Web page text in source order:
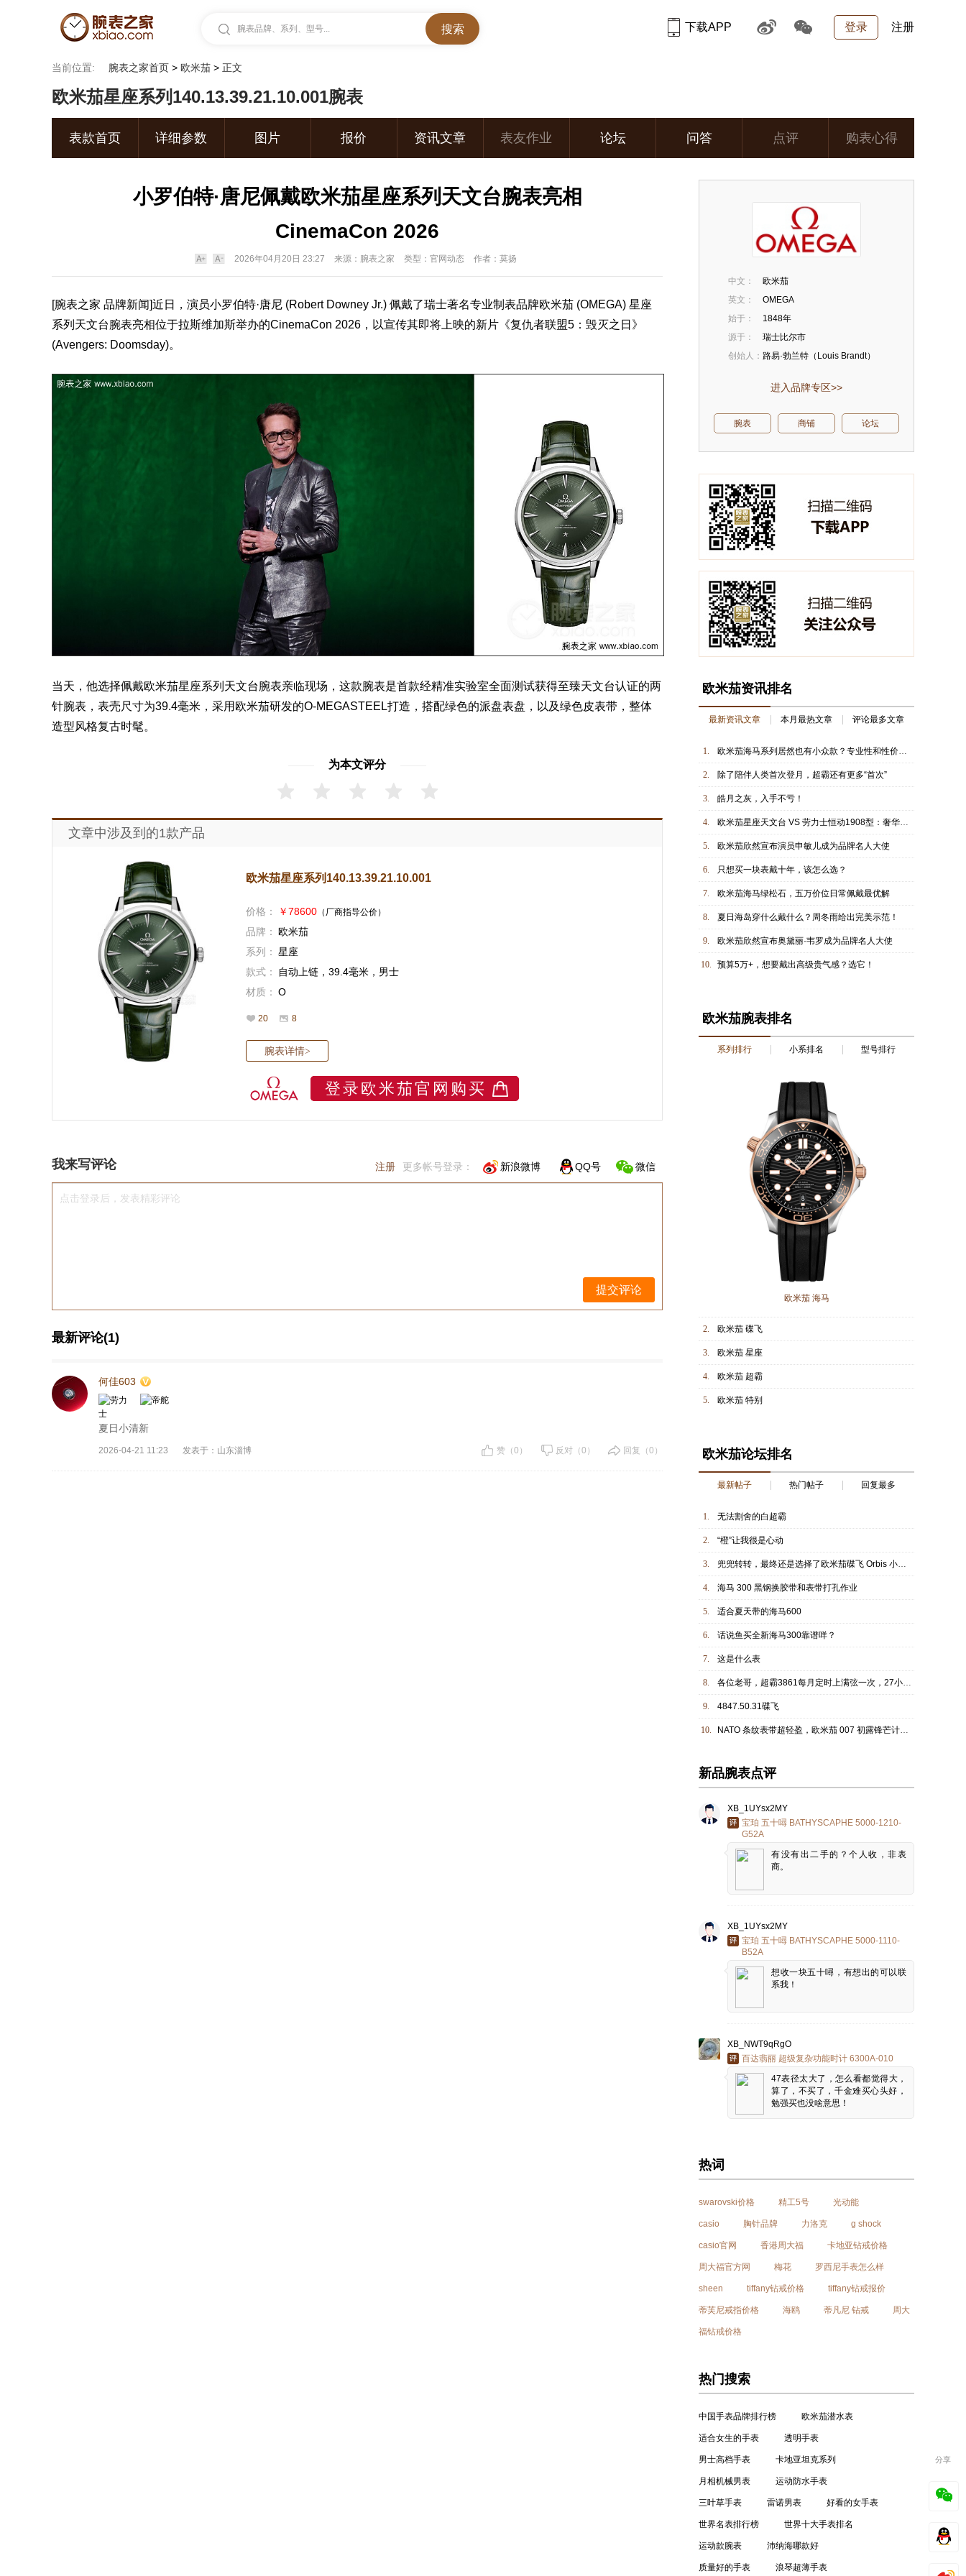
腕表品牌、系列、型号... 登录 注册
下载APP
当前位置: 腕表之家首页 > 欧米茄 > 正文
欧米茄星座系列140.13.39.21.10.001腕表
表款首页 详细参数 图片 报价 资讯文章 表友作业 论坛 问答 点评 购表心得
小罗伯特·唐尼佩戴欧米茄星座系列天文台腕表亮相
CinemaCon 2026
2026年04月20日 23:27 来源：腕表之家 类型：官网动态 作者：莫扬
[腕表之家 品牌新闻]近日，演员小罗伯特·唐尼 (Robert Downey Jr.) 佩戴了瑞士著名专业制 表品牌欧米茄 (OMEGA) 星座
系列天文台腕表亮相位于拉斯维加斯举办的CinemaCon 2026，以宣传其即将上映的新片《复仇者联盟5：毁灭之日》
(Avengers: Doomsday)。
当天，他选择佩戴欧米茄星座系列 天文台腕表亲临现场，这款腕表是首款经精准实验室全面测试获得至臻天文台认证的两
针腕表，表壳尺寸为39.4毫米，采用欧米茄研发的O-MEGASTEEL打造，搭配绿色的派盘表盘，以及绿色皮表带，整体
造型风格复古时髦。
为本文评分
文章中涉及到的1款产品
欧米茄星座系列140.13.39.21.10.001
价格： ￥78600 （厂商指导公价）
品牌： 欧米茄
系列： 星座
款式：
自动上链 ，39.4毫米， 男士
材质： O
20 8
腕表详情>
登录欧米茄官网购买
我来写评论 注册 更多帐号登录： 新浪微博 QQ号 微信
点击登录后，发表精彩评论
提交评论
最新评论(1)
何佳603
夏日小清新
2026-04-21 11:23 发表于：山东淄博 赞（0） 反对（0） 回复（0）
中文：
欧米茄
英文：
OMEGA
始于：
1848年
源于：
瑞士比尔市
创始人： 路易·勃兰特（Louis Brandt）
进入品牌专区>>
腕表 商铺 论坛
欧米茄资讯排名
最新资讯文章 本月最热文章 评论最多文章
1. 欧米茄海马系列居然也有小众款？专业性和性价比全拉满！
2. 除了陪伴人类首次登月，超霸还有更多“首次”
3. 皓月之灰，入手不亏！
4. 欧米茄星座天文台 VS 劳力士恒动1908型：奢华级正装表对决
5. 欧米茄欣然宣布演员申敏儿成为品牌名人大使
6. 只想买一块表戴十年，该怎么选？
7. 欧米茄海马绿松石，五万价位日常佩戴最优解
8. 夏日海岛穿什么戴什么？周冬雨给出完美示范！
9. 欧米茄欣然宣布奥黛丽·韦罗成为品牌名人大使
10. 预算5万+，想要戴出高级贵气感？选它！
欧米茄腕表排名
系列排行 小系排名 型号排行
欧米茄 海马
2. 欧米茄 碟飞
3. 欧米茄 星座
4. 欧米茄 超霸
5. 欧米茄 特别
欧米茄论坛排名
最新帖子 热门帖子 回复最多
1. 无法割舍的白超霸
2. “橙”让我很是心动
3. 兜兜转转，最终还是选择了欧米茄碟飞 Orbis 小熊——我的第一块欧米茄
4. 海马 300 黑钢换胶带和表带打孔作业
5. 适合夏天带的海马600
6. 话说鱼买全新海马300靠谱咩？
7. 这是什么表
8. 各位老哥，超霸3861每月定时上满弦一次，27小时后慢5分钟，怎么回事呀？
9. 4847.50.31碟飞
10. NATO 条纹表带超轻盈，欧米茄 007 初露锋芒计时款开箱实拍
新品腕表点评
XB_1UYsx2MY
宝珀 五十噚 BATHYSCAPHE 5000-1210-
G52A
有没有出二手的？个人收，非表
商。
XB_1UYsx2MY
宝珀 五十噚 BATHYSCAPHE 5000-1110-
B52A
想收一块五十噚，有想出的可以联
系我！
XB_NWT9qRgO
百达翡丽 超级复杂功能时计 6300A-010
47表径太大了，怎么看都觉得大，
算了，不买了，千金难买心头好，
勉强买也没啥意思！
热词
swarovski价格 精工5号 光动能
casio 胸针品牌 力洛克 g shock
casio官网 香港周大福 卡地亚钻戒价格
周大福官方网 梅花 罗西尼手表怎么样
sheen tiffany钻戒价格 tiffany钻戒报价
蒂芙尼戒指价格 海鸥 蒂凡尼 钻戒 周大
福钻戒价格
热门搜索
中国手表品牌排行榜 欧米茄潜水表
适合女生的手表 透明手表
男士高档手表 卡地亚坦克系列
月相机械男表 运动防水手表
三叶草手表 雷诺男表 好看的女手表
世界名表排行榜 世界十大手表排名
运动款腕表 沛纳海哪款好
质量好的手表 浪琴超薄手表
分享